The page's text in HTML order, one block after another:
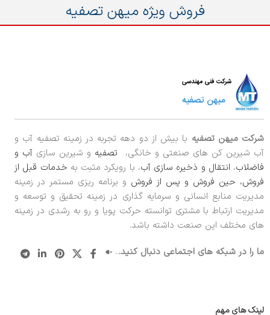
فروش ویژه میهن تصفیه
شرکت میهن تصفیه با بیش از دو دهه تجربه در زمینه تصفیه آب و
آب شیرین کن های صنعتی و خانگی،
تصفیه و شیرین سازی آب و
فاضلاب، انتقال و ذخیره سازی آب، با رویکرد مثبت به خدمات قبل از
فروش، حین فروش و پس از فروش و برنامه ریزی مستمر در زمینه
مدیریت منابع انسانی و سرمایه گذاری در زمینه تحقیق و توسعه و
مدیریت ارتباط با مشتری توانسته حرکت پویا و رو به رشدی در زمینه
های مختلف این صنعت داشته باشد.
ما را در شبکه های اجتماعی دنبال کنید...
لینک های مهم